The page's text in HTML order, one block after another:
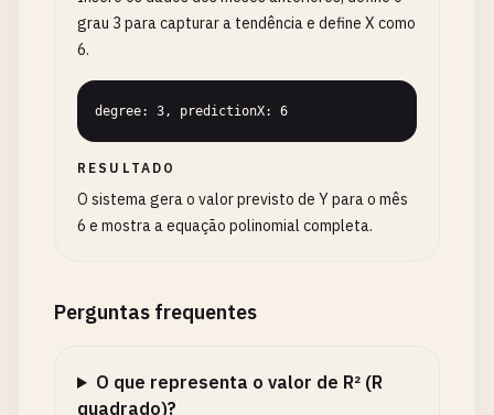
grau 3 para capturar a tendência e define X como
6.
degree: 3, predictionX: 6
RESULTADO
O sistema gera o valor previsto de Y para o mês
6 e mostra a equação polinomial completa.
Perguntas frequentes
O que representa o valor de R² (R
quadrado)?